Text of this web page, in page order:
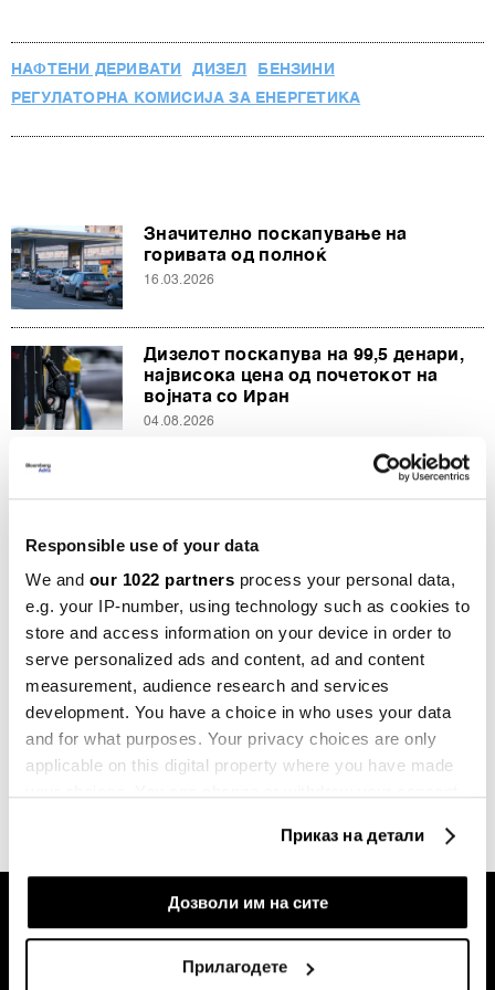
Responsible use of your data
We and our 1022 partners process your personal data,
e.g. your IP-number, using technology such as cookies to
store and access information on your device in order to
serve personalized ads and content, ad and content
measurement, audience research and services
development. You have a choice in who uses your data
and for what purposes. Your privacy choices are only
applicable on this digital property where you have made
If you allow, we would also like to:
Collect information about your geographical
Приказ на детали
Дозволи им на сите
Прилагодете
НАФТЕНИ ДЕРИВАТИ ДИЗЕЛ
БЕНЗИНИ
РЕГУЛАТОРНА КОМИСИЈА ЗА ЕНЕРГЕТИКА
Значително поскапување на
горивата од полноќ
16.03.2026
Дизелот поскапува на 99,5 денари,
највисока цена од почетокот на
војната со Иран
04.08.2026
Бензините и дизелот поскапуваат
од полноќ, РКЕ повторно ги
15.06.2026
Дизелот поевтинува за 6,5 денари, а
бензините поскапи за половина
денар за литар
01.06.2026
СИТЕ НОВОСТИ ОД РУБРИКАТА ПАЗАРИ